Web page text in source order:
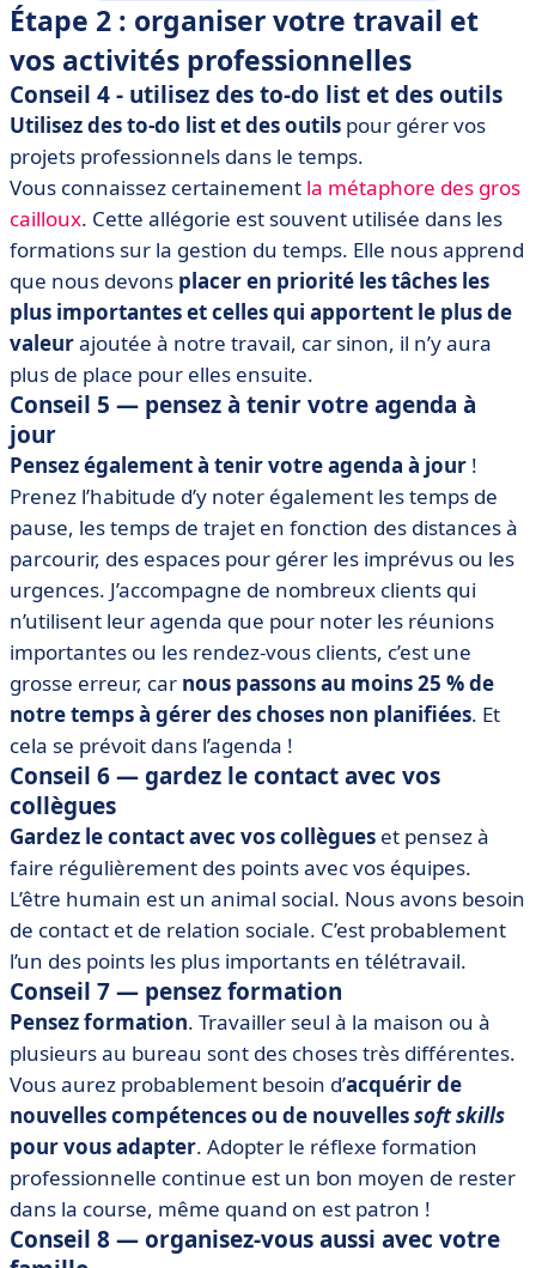
Étape 2 : organiser votre travail et
vos activités professionnelles
Conseil 4 - utilisez des to-do list et des outils
Utilisez des to-do list et des outils pour gérer vos
projets professionnels dans le temps.
Vous connaissez certainement la métaphore des gros
cailloux. Cette allégorie est souvent utilisée dans les
formations sur la gestion du temps. Elle nous apprend
que nous devons placer en priorité les tâches les
plus importantes et celles qui apportent le plus de
valeurajoutée à notre travail, car sinon, il n’y aura
plus de place pour elles ensuite.
Conseil 5 — pensez à tenir votre agenda à
jour
Pensez également à tenir votre agenda à jour !
Prenez l’habitude d’y noter également les temps de
pause, les temps de trajet en fonction des distances à
parcourir, des espaces pour gérer les imprévus ou les
urgences. J’accompagne de nombreux clients qui
n’utilisent leur agenda que pour noter les réunions
importantes ou les rendez-vous clients, c’est une
grosse erreur, car nous passons au moins 25 % de
notre temps à gérer des choses non planifiées. Et
cela se prévoit dans l’agenda !
Conseil 6 — gardez le contact avec vos
collègues
Gardez le contact avec vos collègues et pensez à
faire régulièrement des points avec vos équipes.
L’être humain est un animal social. Nous avons besoin
de contact et de relation sociale. C’est probablement
l’un des points les plus importants en télétravail.
Conseil 7 — pensez formation
Pensez formation. Travailler seul à la maison ou à
plusieurs au bureau sont des choses très différentes.
Vous aurez probablement besoin d’acquérir de
nouvelles compétences ou de nouvellessoft skills
pour vous adapter. Adopter le réflexe formation
professionnelle continue est un bon moyen de rester
dans la course, même quand on est patron !
Conseil 8 — organisez-vous aussi avec votre